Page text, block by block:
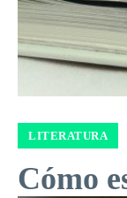
LITERATURA
Cómo